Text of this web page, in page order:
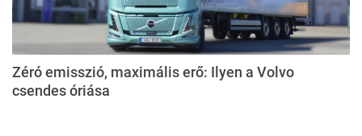
Zéró emisszió, maximális erő: Ilyen a Volvo
csendes óriása